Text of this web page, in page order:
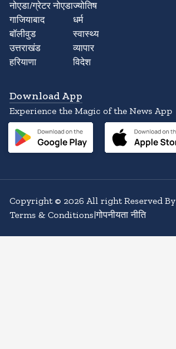
नोएडा/ग्रेटर नोएडा
गाजियाबाद
बॉलीवुड
उत्तराखंड
हरियाणा
ज्योतिष
धर्म
स्वास्थ्य
व्यापार
विदेश
Download App
Experience the Magic of the News App
Copyright© 2026 All right Reserved By
Terms & Conditions|गोपनीयता नीति